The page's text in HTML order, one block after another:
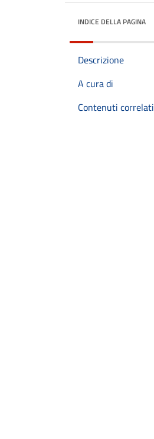
INDICE DELLA PAGINA
Descrizione
A cura di
Contenuti correlati